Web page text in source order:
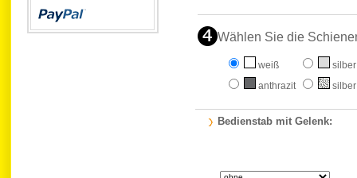
Wählen Sie die
weiß
silber
anthrazit
Bedienstab mit Gelenk: